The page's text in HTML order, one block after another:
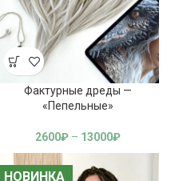
Фактурные дреды —
«Пепельные»
2600₽ – 13000₽
НОВИНКА
НОВИНКА